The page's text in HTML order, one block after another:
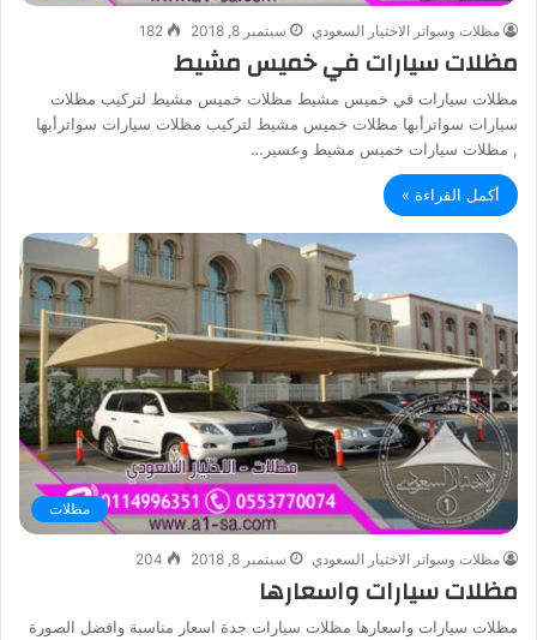
مظلات وسواتر الاختيار السعودي سبتمبر 8, 2018 182
مظلات سيارات في خميس مشيط
مظلات سيارات في خميس مشيط مظلات خميس مشيط لتركيب مظلات
سيارات سواترأبها مظلات خميس مشيط لتركيب مظلات سيارات سواترأبها
, مظلات سيارات خميس مشيط وعسير…
أكمل القراءة »
مظلات
مظلات وسواتر الاختيار السعودي سبتمبر 8, 2018 204
مظلات سيارات واسعارها
مظلات سيارات واسعارها مظلات سيارات جدة اسعار مناسبة وافضل الصورة